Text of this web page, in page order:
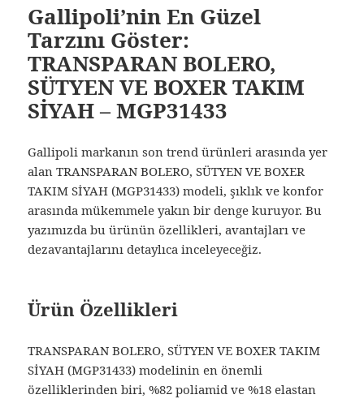
Gallipoli’nin En Güzel
Tarzını Göster:
TRANSPARAN BOLERO,
SÜTYEN VE BOXER TAKIM
SİYAH – MGP31433
Gallipoli markanın son trend ürünleri arasında yer
alan TRANSPARAN BOLERO, SÜTYEN VE BOXER
TAKIM SİYAH (MGP31433) modeli, şıklık ve konfor
arasında mükemmele yakın bir denge kuruyor. Bu
yazımızda bu ürünün özellikleri, avantajları ve
dezavantajlarını detaylıca inceleyeceğiz.
Ürün Özellikleri
TRANSPARAN BOLERO, SÜTYEN VE BOXER TAKIM
SİYAH (MGP31433) modelinin en önemli
özelliklerinden biri, %82 poliamid ve %18 elastan